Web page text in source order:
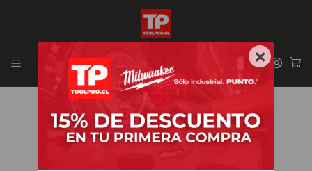
Envíos GRATIS en la RM por compras sobre $29.990
×